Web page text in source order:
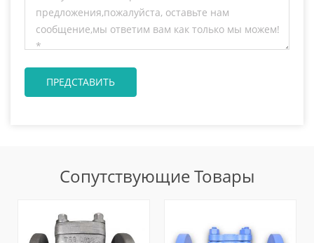
Сопутствующие Товары